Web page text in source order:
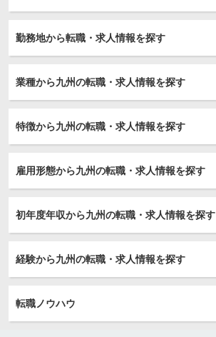
勤務地から転職・求人情報を探す
業種から九州の転職・求人情報を探す
特徴から九州の転職・求人情報を探す
雇用形態から九州の転職・求人情報を探す
初年度年収から九州の転職・求人情報を探す
経験から九州の転職・求人情報を探す
転職ノウハウ